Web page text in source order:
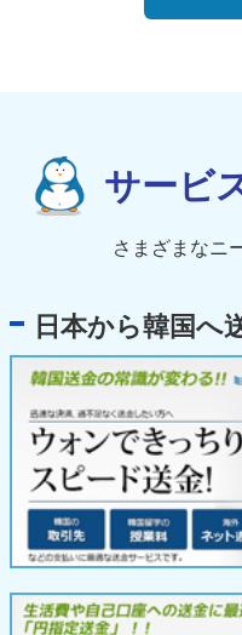
サービ
さまざまなニ
日本から韓国へ